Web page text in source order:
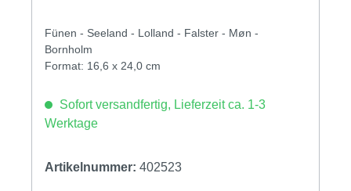
Fünen - Seeland - Lolland - Falster - Møn -
Bornholm
Format: 16,6 x 24,0 cm
Sofort versandfertig, Lieferzeit ca. 1-3
Werktage
Artikelnummer: 402523